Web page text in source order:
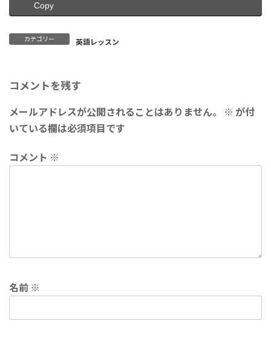
Copy
カテゴリー 英語レッスン
コメントを残す
メールアドレスが公開されることはありません。 ※ が付
いている欄は必須項目です
コメント ※
名前 ※